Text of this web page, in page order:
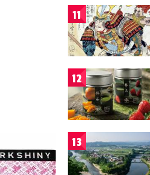
11
12
13